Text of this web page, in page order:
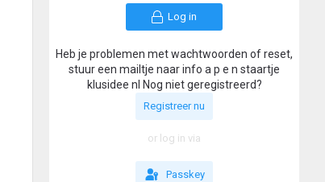
Log in
Heb je problemen met wachtwoorden of reset,
stuur een mailtje naar info a p e n staartje
klusidee nl Nog niet geregistreerd?
Registreer nu
or log in via
Passkey